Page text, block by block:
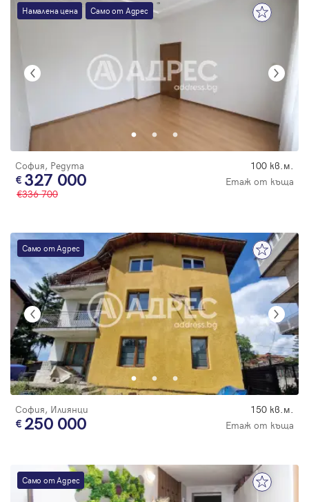
Намалена цена Само от Адрес
София, Редута 100 кв.м.
327 000
Етаж от къща
336 700
Само от Адрес
София, Илиянци 150 кв.м.
250 000 Етаж от къща
Само от Адрес